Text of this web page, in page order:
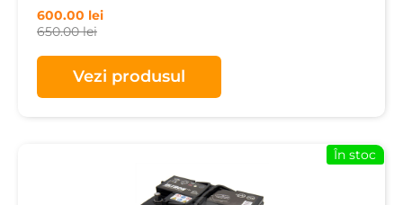
650.00lei
600.00 lei
Vezi produsul
În stoc